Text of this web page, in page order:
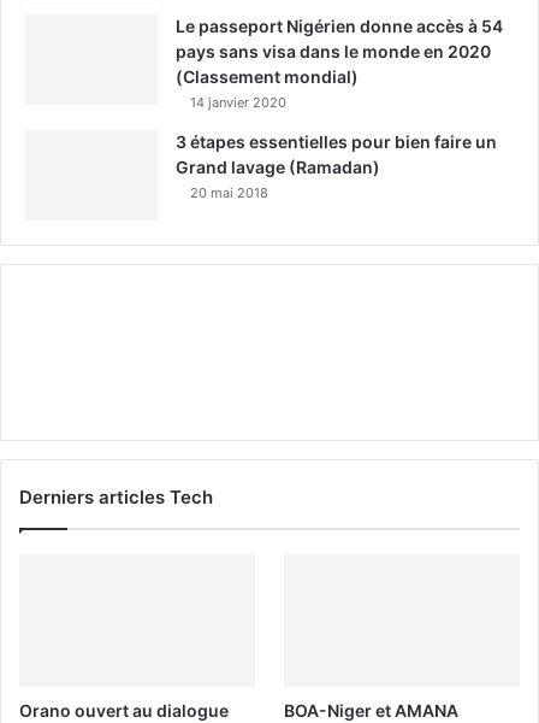
Le passeport Nigérien donne accès à 54
pays sans visa dans le monde en 2020
(Classement mondial)
14 janvier 2020
3 étapes essentielles pour bien faire un
Grand lavage (Ramadan)
20 mai 2018
Derniers articles Tech
Orano ouvert au dialogue
BOA-Niger et AMANA